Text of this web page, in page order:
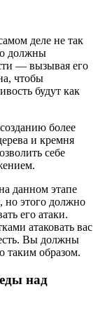
деле не так
должны
— вызывая его
чтобы
будут как
более
и кремня
себе
данном этапе
, но этого должно
его атаки.
атаковать вас
Вы должны
таким образом.
над